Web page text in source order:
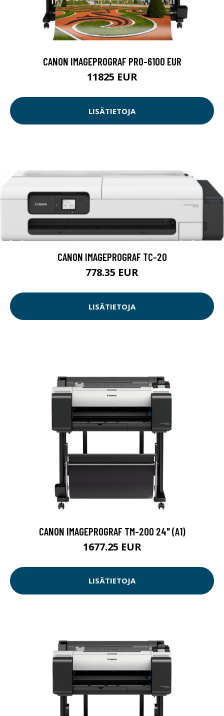
CANON IMAGEPROGRAF PRO-6100 EUR
11825 EUR
LISÄTIETOJA
CANON IMAGEPROGRAF TC-20
778.35 EUR
LISÄTIETOJA
CANON IMAGEPROGRAF TM-200 24" (A1)
1677.25 EUR
LISÄTIETOJA